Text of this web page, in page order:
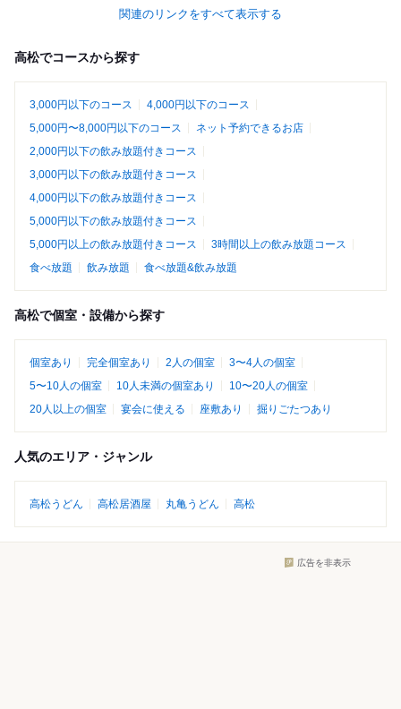
関連のリンクをすべて表示する
高松でコースから探す
3,000円以下のコース
4,000円以下のコース
5,000円〜8,000円以下のコース
ネット予約できるお店
2,000円以下の飲み放題付きコース
3,000円以下の飲み放題付きコース
4,000円以下の飲み放題付きコース
5,000円以下の飲み放題付きコース
5,000円以上の飲み放題付きコース
3時間以上の飲み放題コース
食べ放題
飲み放題 食べ放題&飲み放題
高松で個室・設備から探す
個室あり 完全個室あり 2人の個室
3〜4人の個室
5〜10人の個室
10人未満の個室あり
10〜20人の個室
20人以上の個室
宴会に使える 座敷あり 掘りごたつあり
人気のエリア・ジャンル
高松うどん 高松居酒屋 丸亀うどん 高松
広告を非表示